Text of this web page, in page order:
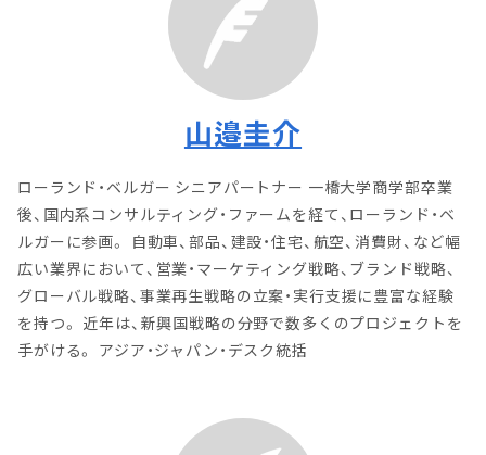
山邉圭介
ローランド・ベルガー シニアパートナー 一橋大学商学部卒業
後、国内系コンサルティング・ファームを経て、ローランド・ベ
ルガーに参画。 自動車、部品、建設・住宅、航空、消費財、など幅
広い業界において、営業・マーケティング戦略、ブランド戦略、
グローバル戦略、事業再生戦略の立案・実行支援に豊富な経験
を持つ。 近年は、新興国戦略の分野で数多くのプロジェクトを
手がける。 アジア・ジャパン・デスク統括